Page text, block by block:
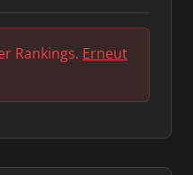
Rankings. Erneut